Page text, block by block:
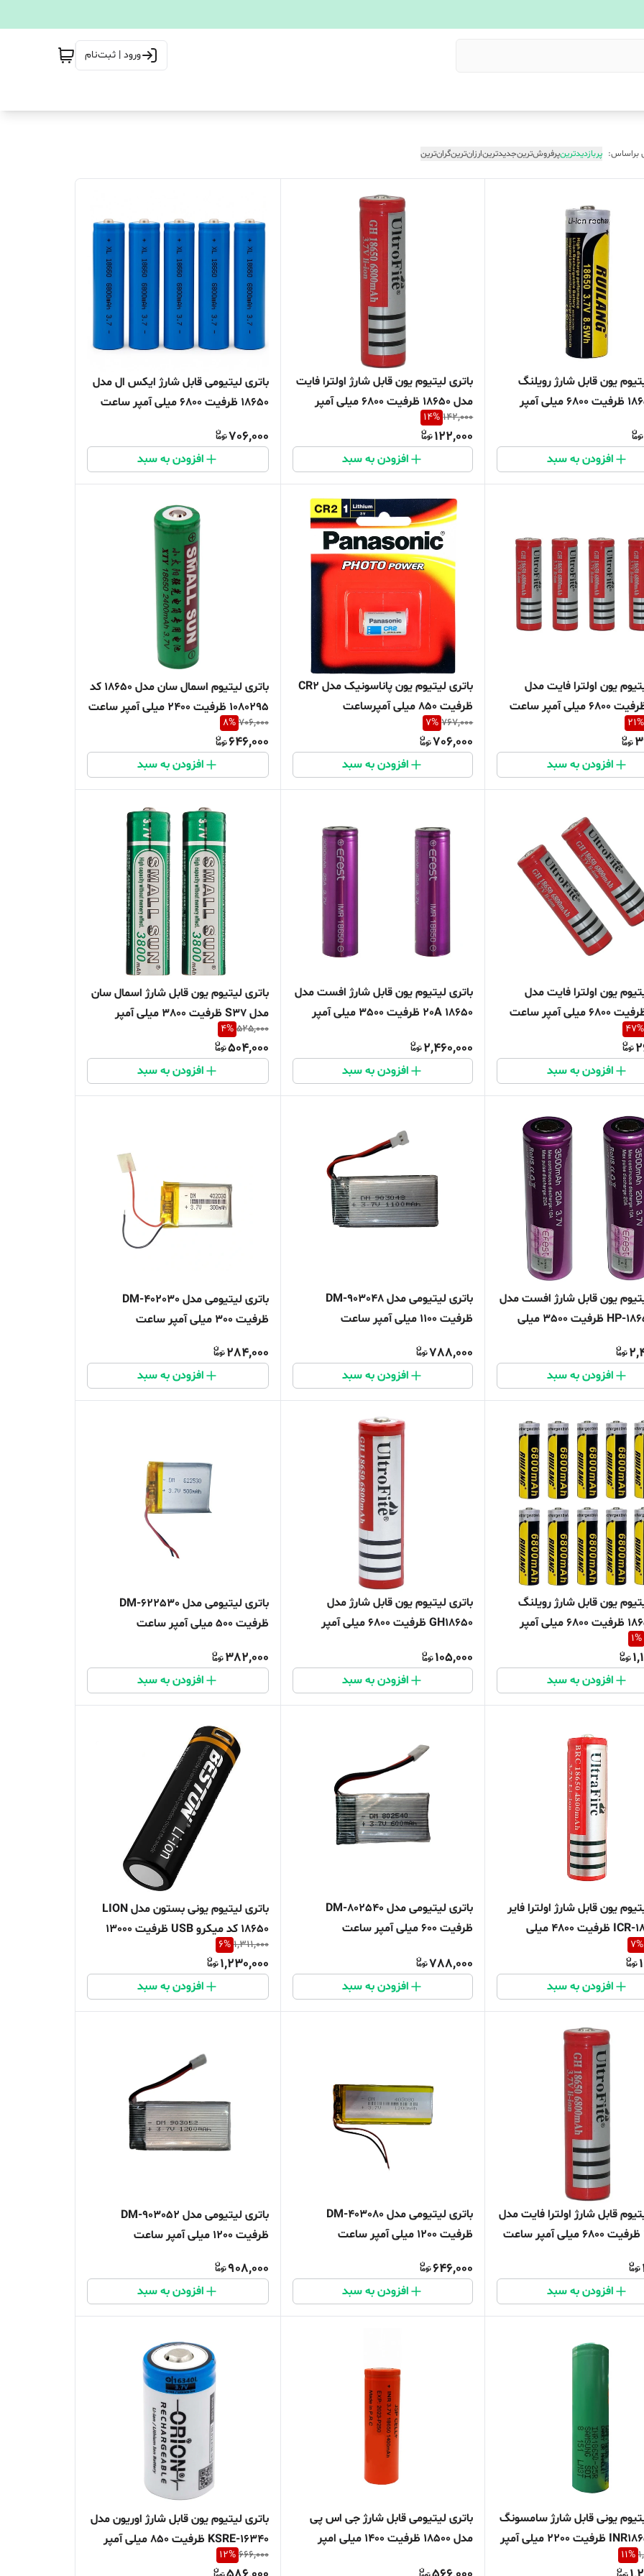
ورود | ثبت‌نام
براساس: پربازدیدترینپرفروش‌ترینجدیدترینارزان‌ترینگران‌ترین
یون قابل شارژ رویلنگ
مدل 18650 ظرفیت 6800 میلی آمپر
افزودن به سبد
باتری لیتیوم یون قابل شارژ اولترا فایت
مدل 18650 ظرفیت 6800 میلی آمپر
ساعت
142,000
14%
122,000
افزودن به سبد
باتری لیتیومی قابل شارژ ایکس ال مدل
18650 ظرفیت 6800 میلی آمپر ساعت
706,000
افزودن به سبد
یون اولترا فایت مدل
18650 ظرفیت 6800 میلی آمپر ساعت
21%
افزودن به سبد
باتری لیتیوم یون پاناسونیک مدل CR2
ظرفیت 850 میلی آمپرساعت
767,000
7%
706,000
افزودن به سبد
باتری لیتیوم اسمال سان مدل 18650 کد
1080295 ظرفیت 2400 میلی آمپر ساعت
اصلی برد دار
706,000
8%
646,000
افزودن به سبد
یون اولترا فایت مدل
18650 ظرفیت 6800 میلی آمپر ساعت
47%
افزودن به سبد
باتری لیتیوم یون قابل شارژ افست مدل
18650 20A ظرفیت 3500 میلی آمپر
2,460,000
افزودن به سبد
باتری لیتیوم یون قابل شارژ اسمال سان
مدل S37 ظرفیت 3800 میلی آمپر
ساعت بسته 2 عددی
525,000
4%
504,000
افزودن به سبد
یون قابل شارژ افست مدل
HP-18650-20A ظرفیت 3500 میلی
افزودن به سبد
باتری لیتیومی مدل DM-903048
ظرفیت 1100 میلی آمپر ساعت
788,000
افزودن به سبد
باتری لیتیومی مدل DM-402030
ظرفیت 300 میلی آمپر ساعت
284,000
افزودن به سبد
یون قابل شارژ رویلنگ
مدل 18650 ظرفیت 6800 میلی آمپر
عددی
1%
افزودن به سبد
باتری لیتیوم یون قابل شارژ مدل
GH18650 ظرفیت 6800 میلی آمپر
105,000
افزودن به سبد
باتری لیتیومی مدل DM-622530
ظرفیت 500 میلی آمپر ساعت
382,000
افزودن به سبد
یون قابل شارژ اولترا فایر
کد ICR-18650 ظرفیت 4800 میلی
7%
افزودن به سبد
باتری لیتیومی مدل DM-802540
ظرفیت 600 میلی آمپر ساعت
788,000
افزودن به سبد
باتری لیتیوم یونی بستون مدل LION
18650 کد میکرو USB ظرفیت 13000
میلی آمپر ساعت
1,311,000
6%
1,230,000
افزودن به سبد
قابل شارژ اولترا فایت مدل
افزودن به سبد
باتری لیتیومی مدل DM-403080
ظرفیت 1200 میلی آمپر ساعت
646,000
افزودن به سبد
باتری لیتیومی مدل DM-903052
ظرفیت 1200 میلی آمپر ساعت
908,000
افزودن به سبد
یونی قابل شارژ سامسونگ
11%
باتری لیتیومی قابل شارژ جی اس پی
مدل 18500 ظرفیت 1400 میلی امپر
باتری لیتیوم یون قابل شارژ اوریون مدل
KSRE-16340 ظرفیت 850 میلی آمپر
ساعت
666,000
12%